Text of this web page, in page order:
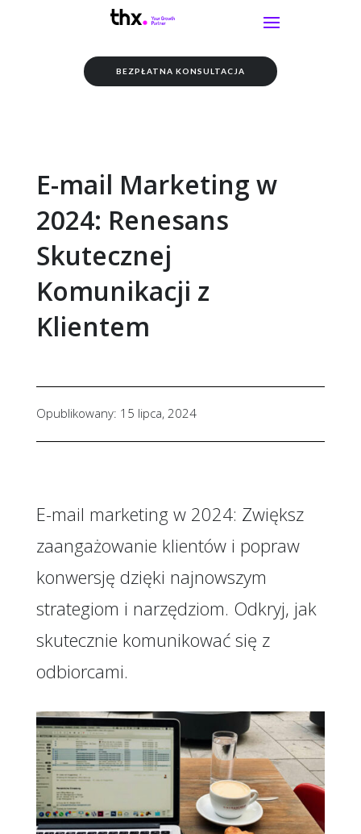
BEZPŁATNA KONSULTACJA
E-mail Marketing w
2024: Renesans
Skutecznej
Komunikacji z
Klientem
Opublikowany: 15 lipca, 2024
E-mail marketing w 2024: Zwiększ
zaangażowanie klientów i popraw
konwersję dzięki najnowszym
strategiom i narzędziom. Odkryj, jak
skutecznie komunikować się z
odbiorcami.